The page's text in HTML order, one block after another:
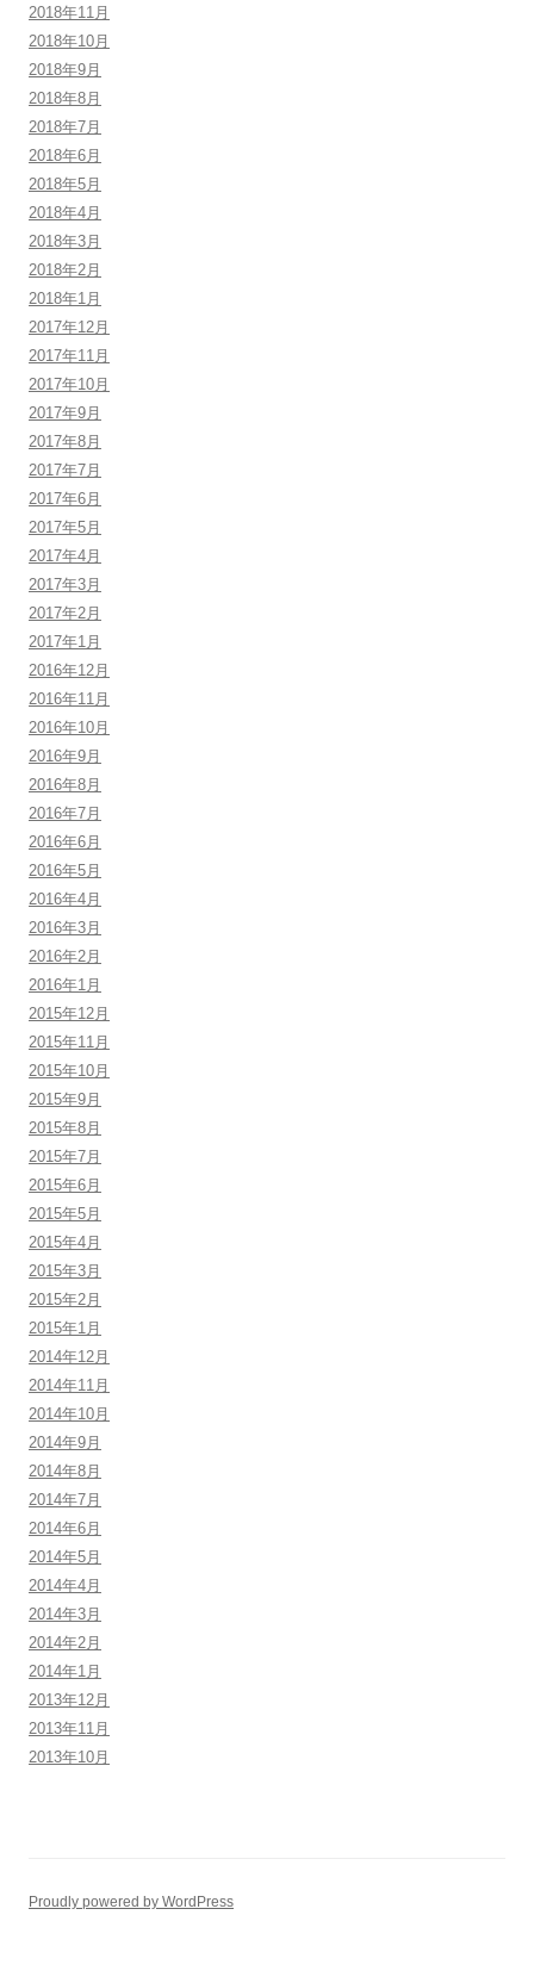
2018年11月
2018年10月
2018年9月
2018年8月
2018年7月
2018年6月
2018年5月
2018年4月
2018年3月
2018年2月
2018年1月
2017年12月
2017年11月
2017年10月
2017年9月
2017年8月
2017年7月
2017年6月
2017年5月
2017年4月
2017年3月
2017年2月
2017年1月
2016年12月
2016年11月
2016年10月
2016年9月
2016年8月
2016年7月
2016年6月
2016年5月
2016年4月
2016年3月
2016年2月
2016年1月
2015年12月
2015年11月
2015年10月
2015年9月
2015年8月
2015年7月
2015年6月
2015年5月
2015年4月
2015年3月
2015年2月
2015年1月
2014年12月
2014年11月
2014年10月
2014年9月
2014年8月
2014年7月
2014年6月
2014年5月
2014年4月
2014年3月
2014年2月
2014年1月
2013年12月
2013年11月
2013年10月
Proudly powered by WordPress